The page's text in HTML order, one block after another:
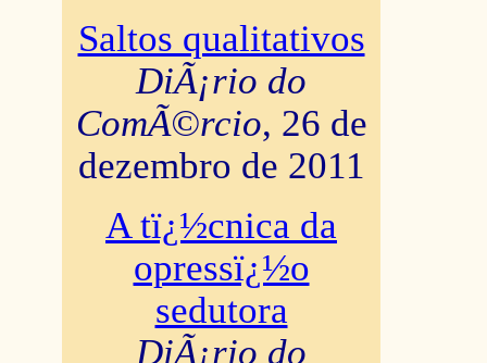
Saltos qualitativos
DiÃ¡rio do
ComÃ©rcio, 26 de
dezembro de 2011
A tï¿½cnica da
opressï¿½o
sedutora
DiÃ¡rio do